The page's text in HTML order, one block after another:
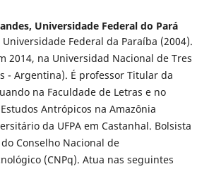
Universidade Federal do Pará
Federal da Paraíba (2004).
2014, na Universidad Nacional de Tres
- Argentina). É professor Titular da
na Faculdade de Letras e no
Antrópicos na Amazônia
da UFPA em Castanhal. Bolsista
Conselho Nacional de
(CNPq). Atua nas seguintes